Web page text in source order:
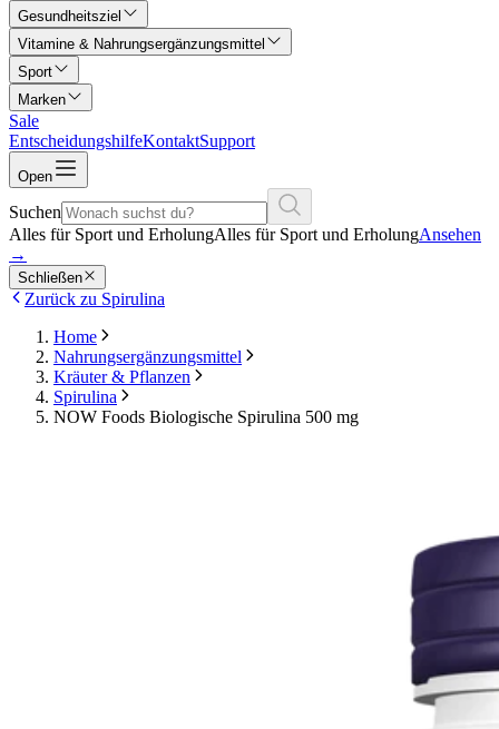
Gesundheitsziel
Vitamine & Nahrungsergänzungsmittel
Sport
Marken
Sale
EntscheidungshilfeKontaktSupport
Open
Suchen
Alles für Sport und ErholungAlles für Sport und ErholungAnsehen
→
Schließen
Zurück zu Spirulina
Home
Nahrungsergänzungsmittel
Kräuter & Pflanzen
Spirulina
NOW Foods Biologische Spirulina 500 mg